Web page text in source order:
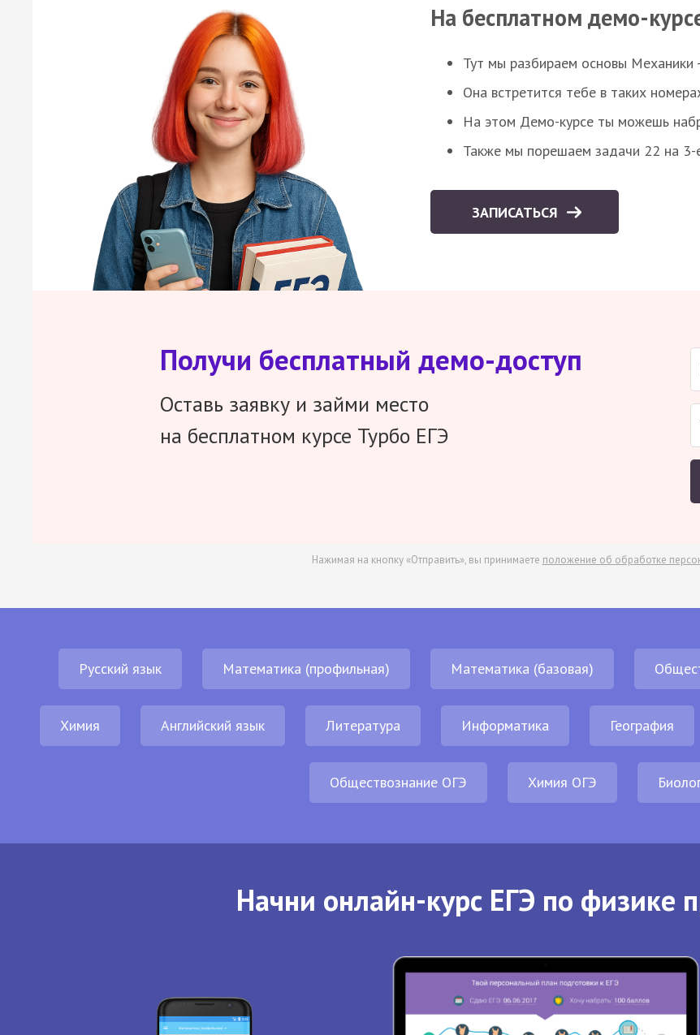
На бесплатном демо-
Тут мы разбираем основы Механики
Она встретится тебе в таких
На этом Демо-курсе ты можешь
Также мы порешаем задачи 22 на 3-
ЗАПИСАТЬСЯ
Получи бесплатный демо-доступ
Оставь заявку и займи место
на бесплатном курсе Турбо ЕГЭ
Нажимая на кнопку «Отправить», вы принимаете положение об обработке
Русский язык Математика (профильная) Математика (базовая)
Химия Английский язык Литература Информатика География
Обществознание ОГЭ Химия ОГЭ
Начни онлайн-курс ЕГЭ по физике